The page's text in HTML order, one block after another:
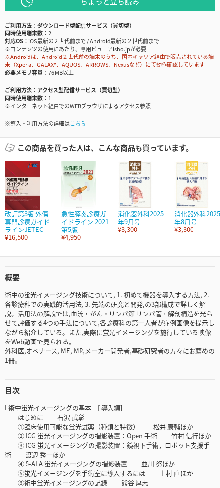
ご利用方法
ダウンロード型配信サービス（買切型）
同時使用端末数
2
対応OS
iOS最新の２世代前まで / Android最新の２世代前まで
※コンテンツの使用にあたり、専用ビューアisho.jpが必要
※Androidは、Android２世代前の端末のうち、国内キャリア経由で販売されている端
末（Xperia、GALAXY、AQUOS、ARROWS、Nexusなど）にて動作確認しています
必要メモリ容量
76 MB以上
ご利用方法
アクセス型配信サービス（買切型）
同時使用端末数
1
※インターネット経由でのWEBブラウザによるアクセス参照
※導入・利用方法の詳細はこちら
この商品を買った人は、こんな商品も買っています。
改訂第3版 外傷
専門診療ガイド
ラインJETEC
¥16,500
急性膵炎診療ガ
イドライン 2021
第5版
¥4,950
消化器外科2025
年9月号
¥3,300
消化器外科2025
年8月号
¥3,300
概要
術中の蛍光イメージング技術について, 1. 初めて機器を導入する方法, 2.
各診療科での実践的活用法, 3. 先端の研究と開発,の3部構成で詳しく解
説。活用法の解説では,血流・がん・リンパ節 リンパ管・解剖構造を光ら
せて評価する4つの手法について,各診療科の第一人者が症例画像を提示し
ながら紹介している。また,実際に蛍光イメージングを施行している映像
をWeb動画で見られる。
外科医,オペナース, ME, MR,メーカー開発者,基礎研究者の方々にお薦めの
1冊。
目次
I 術中蛍光イメージングの基本 [ 導入編]
はじめに 石沢 武彰
①臨床使用可能な蛍光試薬（種類と特徴） 松井 康輔ほか
② ICG 蛍光イメージングの撮影装置：Open 手術 竹村 信行ほか
③ ICG 蛍光イメージングの撮影装置：鏡視下手術，ロボット支援手
術 渡辺 秀一ほか
④ 5-ALA 蛍光イメージングの撮影装置 並川 努ほか
⑤蛍光イメージングを手術室に導入するには 上村 直ほか
⑥術中蛍光イメージングの記録 熊谷 厚志